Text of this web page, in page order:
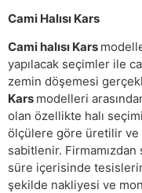
Cami Halısı Kars
Cami halısı Kars
yapılacak seçimler ile
zemin döşemesi
Kars modelleri
olan özellikte halı
ölçülere göre üretilir ve
sabitlenir. Firmamızdan
süre içerisinde
şekilde nakliyesi ve